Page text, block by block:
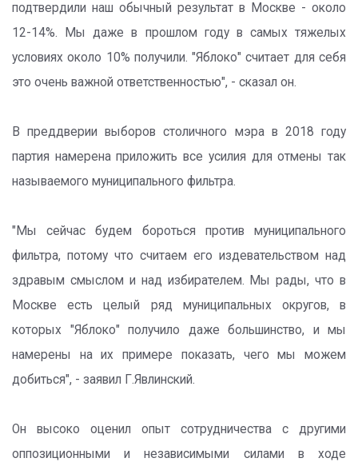
подтвердили наш обычный результат в Москве - около
12-14%. Мы даже в прошлом году в самых тяжелых
условиях около 10% получили. "Яблоко" считает для себя
это очень важной ответственностью", - сказал он.
В преддверии выборов столичного мэра в 2018 году
партия намерена приложить все усилия для отмены так
называемого муниципального фильтра.
"Мы сейчас будем бороться против муниципального
фильтра, потому что считаем его издевательством над
здравым смыслом и над избирателем. Мы рады, что в
Москве есть целый ряд муниципальных округов, в
которых "Яблоко" получило даже большинство, и мы
намерены на их примере показать, чего мы можем
добиться", - заявил Г.Явлинский.
Он высоко оценил опыт сотрудничества с другими
оппозиционными и независимыми силами в ходе